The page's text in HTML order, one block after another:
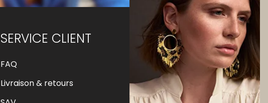
SERVICE CLIENT
FAQ
Livraison & retours
LA MARQUE
Notre histoire
Notre univers